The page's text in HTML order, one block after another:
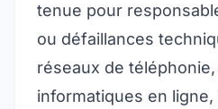
tenue pour
ou défaillances
réseaux de
informatiques en